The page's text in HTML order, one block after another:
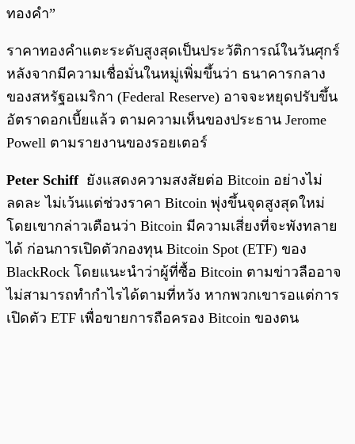
ทองคำ”
ราคาทองคำแตะระดับสูงสุดเป็นประวัติการณ์ในวันศุกร์
หลังจากมีความเชื่อมั่นในหมู่เพิ่มขึ้นว่า ธนาคารกลาง
ของสหรัฐอเมริกา (Federal Reserve) อาจจะหยุดปรับขึ้น
อัตราดอกเบี้ยแล้ว ตามความเห็นของประธาน Jerome
Powell ตามรายงานของรอยเตอร์
Peter Schiff ยังแสดงความสงสัยต่อ Bitcoin อย่างไม่
ลดละ ไม่เว้นแต่ช่วงราคา Bitcoin พุ่งขึ้นจุดสูงสุดใหม่
โดยเขากล่าวเตือนว่า Bitcoin มีความเสี่ยงที่จะพังทลาย
ได้ ก่อนการเปิดตัวกองทุน Bitcoin Spot (ETF) ของ
BlackRock โดยแนะนำว่าผู้ที่ซื้อ Bitcoin ตามข่าวลืออาจ
ไม่สามารถทำกำไรได้ตามที่หวัง หากพวกเขารอแต่การ
เปิดตัว ETF เพื่อขายการถือครอง Bitcoin ของตน